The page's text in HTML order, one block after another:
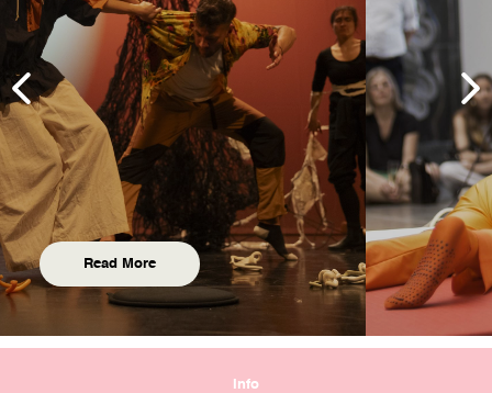
Read More
Info